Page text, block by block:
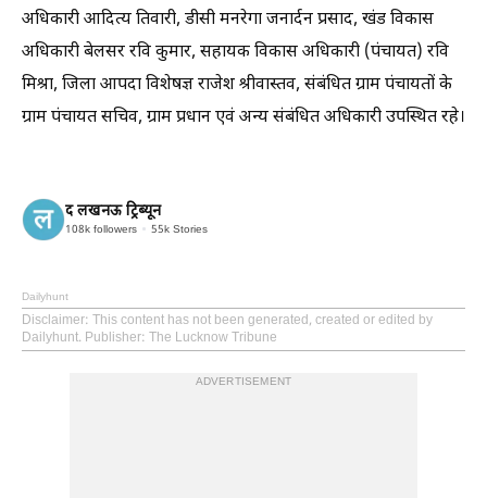
अधिकारी आदित्य तिवारी, डीसी मनरेगा जनार्दन प्रसाद, खंड विकास
अधिकारी बेलसर रवि कुमार, सहायक विकास अधिकारी (पंचायत) रवि
मिश्रा, जिला आपदा विशेषज्ञ राजेश श्रीवास्तव, संबंधित ग्राम पंचायतों के
ग्राम पंचायत सचिव, ग्राम प्रधान एवं अन्य संबंधित अधिकारी उपस्थित रहे।
द लखनऊ ट्रिब्यून
108k followers 55k Stories
Dailyhunt
Disclaimer: This content has not been generated, created or edited by
Dailyhunt. Publisher: The Lucknow Tribune
ADVERTISEMENT